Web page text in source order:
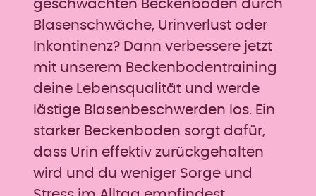
geschwächten Beckenboden durch
Blasenschwäche, Urinverlust oder
Inkontinenz? Dann verbessere jetzt
mit unserem Beckenbodentraining
deine Lebensqualität und werde
lästige Blasenbeschwerden los. Ein
starker Beckenboden sorgt dafür,
dass Urin effektiv zurückgehalten
wird und du weniger Sorge und